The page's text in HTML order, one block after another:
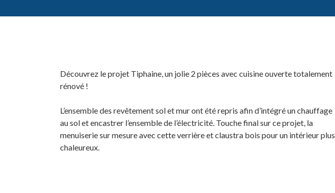
Découvrez le projet Tiphaine, un jolie 2 pièces avec cuisine ouverte totalement
rénové !
L’ensemble des revêtement sol et mur ont été repris afin d’intégré un chauffage
au sol et encastrer l’ensemble de l’électricité. Touche final sur ce projet, la
menuiserie sur mesure avec cette verrière et claustra bois pour un intérieur plus
chaleureux.